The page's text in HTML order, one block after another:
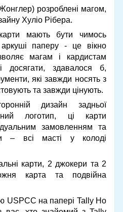
розроблені магом,
Хуліо Рібера.
мають бути чимось
паперу - це вікно
магам і кардистам
досягати, здавалося б,
які завжди носять з
та завжди цінують.
дизайн задньої
логотип, ці карти
замовленням та
– всі масті у колоді
карти, 2 джокери та 2
карта та подвійна
USPCC на папері Tally Ho